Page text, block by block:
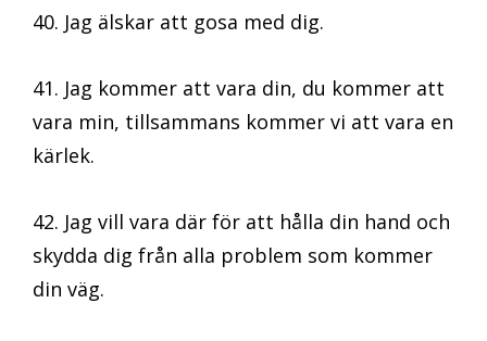
40. Jag älskar att gosa med dig.
41. Jag kommer att vara din, du kommer att
vara min, tillsammans kommer vi att vara en
kärlek.
42. Jag vill vara där för att hålla din hand och
skydda dig från alla problem som kommer
din väg.